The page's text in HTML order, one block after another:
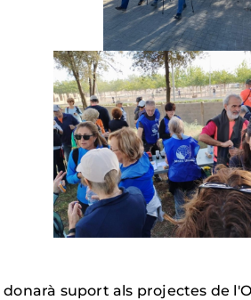
suport als projectes de